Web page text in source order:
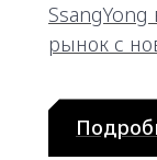
рынок с